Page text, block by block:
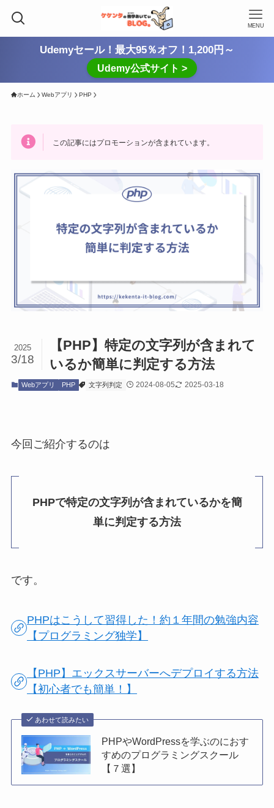
MENU
Udemyセール！最大95％オフ！1,200円～
Udemy公式サイト >
ホーム Webアプリ PHP
この記事にはプロモーションが含まれています。
【PHP】特定の文字列が含まれて
いるか簡単に判定する方法
2025
3/18
Webアプリ PHP 文字列判定 2024-08-05 2025-03-18
今回ご紹介するのは
PHPで特定の文字列が含まれているかを簡
単に判定する方法
です。
PHPはこうして習得した！約１年間の勉強内容
【プログラミング独学】
【PHP】エックスサーバーへデプロイする方法
【初心者でも簡単！】
あわせて読みたい
PHPやWordPressを学ぶのにおす
すめのプログラミングスクール
【７選】